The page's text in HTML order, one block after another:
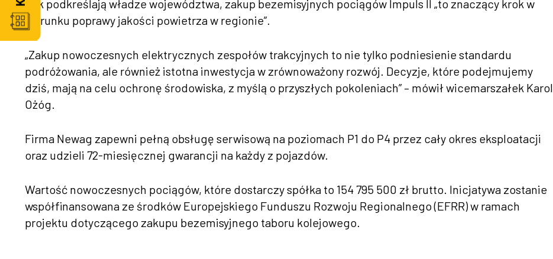
Jak podkreślają władze województwa, zakup bezemisyjnych pociągów Impuls II „to znaczący krok w
kierunku poprawy jakości powietrza w regionie”.
„Zakup nowoczesnych elektrycznych zespołów trakcyjnych to nie tylko podniesienie standardu
podróżowania, ale również istotna inwestycja w zrównoważony rozwój. Decyzje, które podejmujemy
dziś, mają na celu ochronę środowiska, z myślą o przyszłych pokoleniach” – mówił wicemarszałek Karol
Ożóg.
Firma Newag zapewni pełną obsługę serwisową na poziomach P1 do P4 przez cały okres eksploatacji
oraz udzieli 72-miesięcznej gwarancji na każdy z pojazdów.
Wartość nowoczesnych pociągów, które dostarczy spółka to 154 795 500 zł brutto. Inicjatywa zostanie
współfinansowana ze środków Europejskiego Funduszu Rozwoju Regionalnego (EFRR) w ramach
projektu dotyczącego zakupu bezemisyjnego taboru kolejowego.